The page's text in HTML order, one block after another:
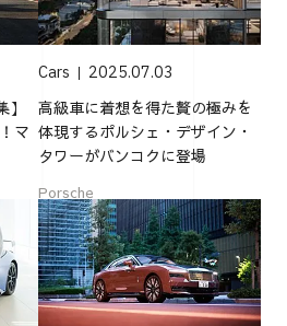
マ
Cars 2025.07.03
高級車に着想を得た贅の極みを
体現するポルシェ・デザイン・
タワーがバンコクに登場
Porsche